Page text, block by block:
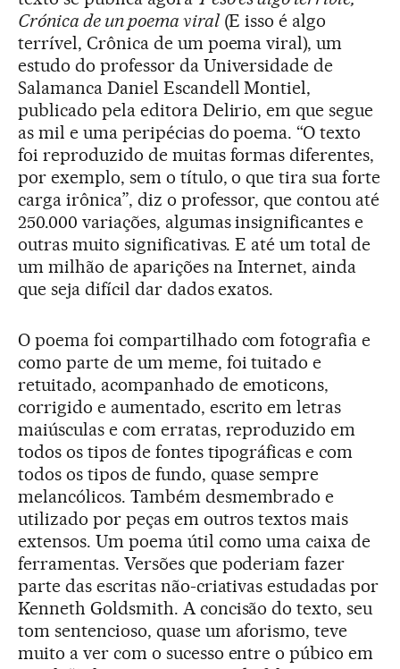
Crónica de un poema viral(E isso é algo
terrível, Crônica de um poema viral), um
estudo do professor da Universidade de
Salamanca Daniel Escandell Montiel,
publicado pela editora Delirio, em que segue
as mil e uma peripécias do poema. “O texto
foi reproduzido de muitas formas diferentes,
por exemplo, sem o título, o que tira sua forte
carga irônica”, diz o professor, que contou até
250.000 variações, algumas insignificantes e
outras muito significativas. E até um total de
um milhão de aparições na Internet, ainda
que seja difícil dar dados exatos.
O poema foi compartilhado com fotografia e
como parte de um meme, foi tuitado e
retuitado, acompanhado de emoticons,
corrigido e aumentado, escrito em letras
maiúsculas e com erratas, reproduzido em
todos os tipos de fontes tipográficas e com
todos os tipos de fundo, quase sempre
melancólicos. Também desmembrado e
utilizado por peças em outros textos mais
extensos. Um poema útil como uma caixa de
ferramentas. Versões que poderiam fazer
parte das escritas não-criativas estudadas por
Kenneth Goldsmith. A concisão do texto, seu
tom sentencioso, quase um aforismo, teve
muito a ver com o sucesso entre o púbico em